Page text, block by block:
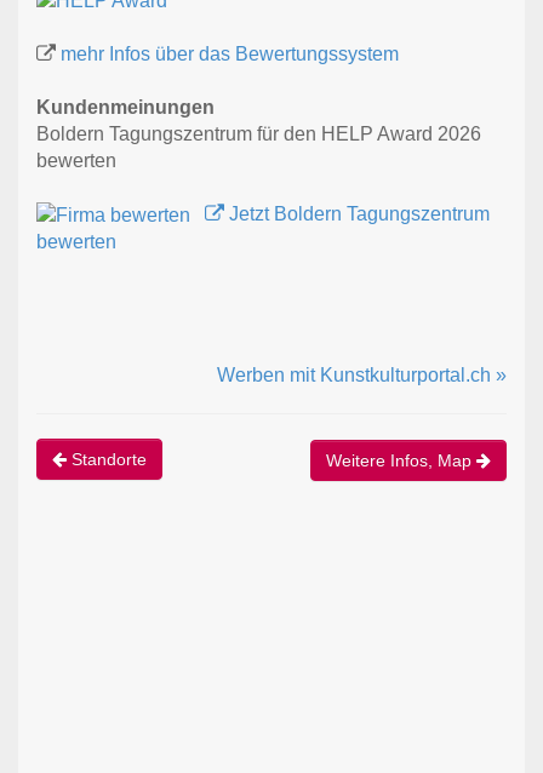
mehr Infos über das Bewertungssystem
Kundenmeinungen
Boldern Tagungszentrum für den HELP Award 2026
bewerten
Jetzt Boldern Tagungszentrum
bewerten
Werben mit Kunstkulturportal.ch »
Standorte Weitere Infos, Map